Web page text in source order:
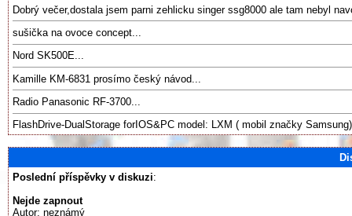
Dobrý večer,dostala jsem parni zehlicku singer ssg8000 ale tam nebyl
sušička na ovoce concept...
Nord SK500E...
Kamille KM-6831 prosímo český návod...
Radio Panasonic RF-3700...
FlashDrive-DualStorage forIOS&PC model: LXM ( mobil značky
Poslední příspěvky v diskuzi:
Nejde zapnout
Autor: neznámý